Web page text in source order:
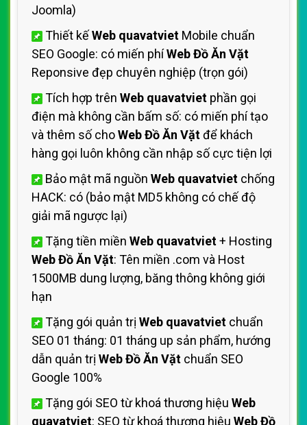
Joomla)
Thiết kếWeb quavatviet Mobile chuẩn
SEO Google: có miến phíWeb Đồ Ăn Vặt
Reponsive đẹp chuyên nghiệp (trọn gói)
Tích hợp trên Web quavatviet phần gọi
điện mà không cần bấm số: có miến phí tạo
và thêm số choWeb Đồ Ăn Vặtđể khách
hàng gọi luôn không cần nhập số cực tiện lợi
Bảo mật mã nguồn Web quavatviet chống
HACK: có (bảo mật MD5 không có chế độ
giải mã ngược lại)
Tặng tiền miền Web quavatviet+ Hosting
Web Đồ Ăn Vặt: Tên miền .com và Host
1500MB dung lượng, băng thông không giới
hạn
Tặng gói quản trị Web quavatviet chuẩn
SEO 01 tháng: 01 tháng up sản phẩm, hướng
dẫn quản trị Web Đồ Ăn Vặt chuẩn SEO
Google 100%
Tặng gói SEO từ khoá thương hiệu Web
quavatviet: SEO từ khoá thương hiệu Web Đồ